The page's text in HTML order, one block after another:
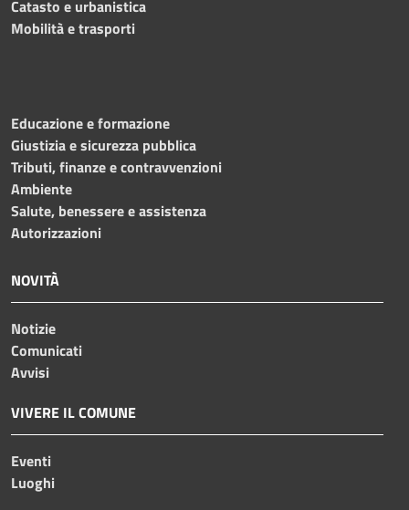
Catasto e urbanistica
Mobilità e trasporti
Educazione e formazione
Giustizia e sicurezza pubblica
Tributi, finanze e contravvenzioni
Ambiente
Salute, benessere e assistenza
Autorizzazioni
NOVITÀ
Notizie
Comunicati
Avvisi
VIVERE IL COMUNE
Eventi
Luoghi